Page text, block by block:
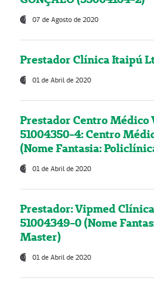
07 de Agosto de 2020
Prestador Clínica Itaipú
01 de Abril de 2020
Prestador Centro Médico
51004350-4: Centro
(Nome Fantasia:
01 de Abril de 2020
Prestador: Vipmed
51004349-0 (Nome
Master)
01 de Abril de 2020